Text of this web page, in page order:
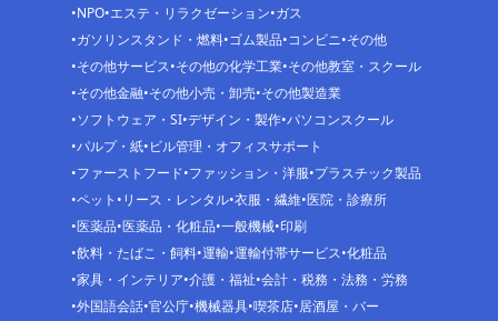
NPO エステ・リラクゼーション ガス
ガソリンスタンド・燃料 ゴム製品 コンビニ その他
その他サービス その他の化学工業 その他教室・スクール
その他金融 その他小売・卸売 その他製造業
ソフトウェア・SI デザイン・製作 パソコンスクール
パルプ・紙 ビル管理・オフィスサポート
ファーストフード ファッション・洋服 プラスチック製品
ペット リース・レンタル 衣服・繊維 医院・診療所
医薬品 医薬品・化粧品 一般機械 印刷
飲料・たばこ・飼料 運輸 運輸付帯サービス 化粧品
家具・インテリア 介護・福祉 会計・税務・法務・労務
外国語会話 官公庁 機械器具 喫茶店 居酒屋・バー